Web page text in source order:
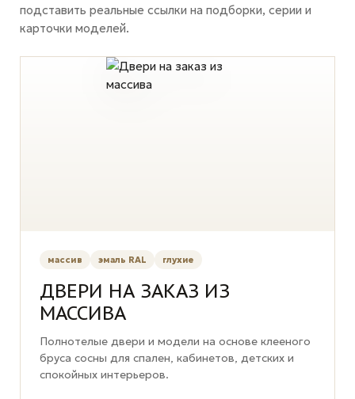
подставить реальные ссылки на подборки, серии и
карточки моделей.
массив эмаль RAL глухие
ДВЕРИ НА ЗАКАЗ ИЗ
МАССИВА
Полнотелые двери и модели на основе клееного
бруса сосны для спален, кабинетов, детских и
спокойных интерьеров.